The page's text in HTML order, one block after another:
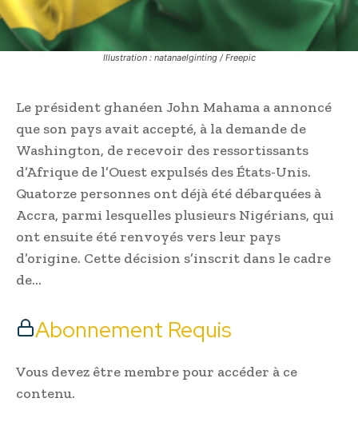
Illustration : natanaelginting / Freepic
Le président ghanéen John Mahama a annoncé
que son pays avait accepté, à la demande de
Washington, de recevoir des ressortissants
d’Afrique de l’Ouest expulsés des États-Unis.
Quatorze personnes ont déjà été débarquées à
Accra, parmi lesquelles plusieurs Nigérians, qui
ont ensuite été renvoyés vers leur pays
d’origine. Cette décision s’inscrit dans le cadre
de…
Abonnement Requis
Vous devez être membre pour accéder à ce
contenu.